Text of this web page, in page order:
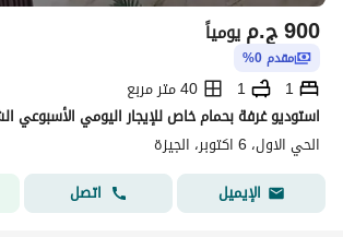
ج.م900 يومياً
مقدم 0%
1
1
40 متر مربع
الحي الاول، 6 اكتوبر، الجيزة
الإيميل
اتصل